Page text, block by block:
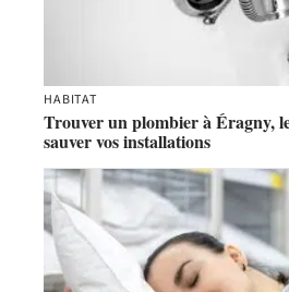
HABITAT
Trouver un plombier à Éragny,
sauver vos installations